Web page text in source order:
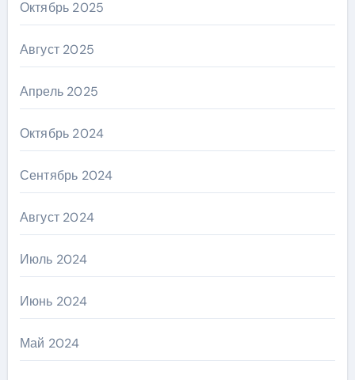
Октябрь 2025
Август 2025
Апрель 2025
Октябрь 2024
Сентябрь 2024
Август 2024
Июль 2024
Июнь 2024
Май 2024